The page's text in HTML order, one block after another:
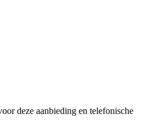
deze aanbieding en telefonische